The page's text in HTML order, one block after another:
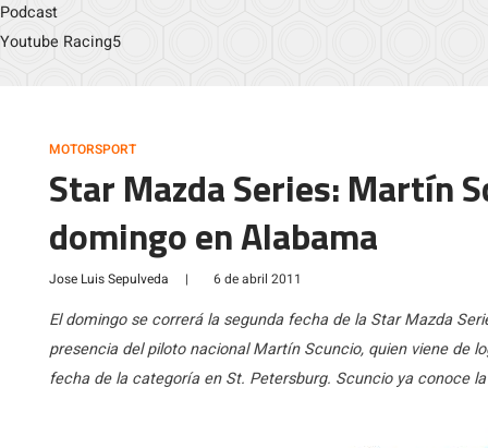
Podcast
Youtube Racing5
MOTORSPORT
Star Mazda Series: Martín
domingo en Alabama
Jose Luis Sepulveda | 6 de abril 2011
El domingo se correrá la segunda fecha de la Star Mazda
presencia del piloto nacional Martín Scuncio, quien viene de
fecha de la categoría en St. Petersburg. Scuncio ya conoce